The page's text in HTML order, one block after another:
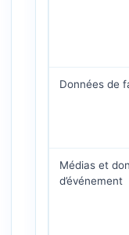
Données de
Médias et
d’événement